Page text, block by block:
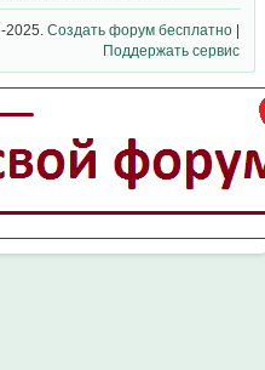
2025.Создать форум бесплатно |
Поддержать сервис